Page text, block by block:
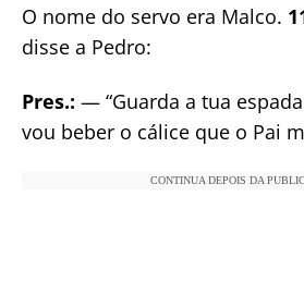
O nome do servo era Malco.
disse a Pedro:
Pres.: — “Guarda a tua
vou beber o cálice que o Pai
CONTINUA DEPOIS DA